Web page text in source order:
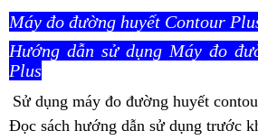
Máy đo đường huyết Contour
Hướng dẫn sử dụng Máy đo
Plus
Sử dụng máy đo đường huyết
Đọc sách hướng dẫn sử dụng trước